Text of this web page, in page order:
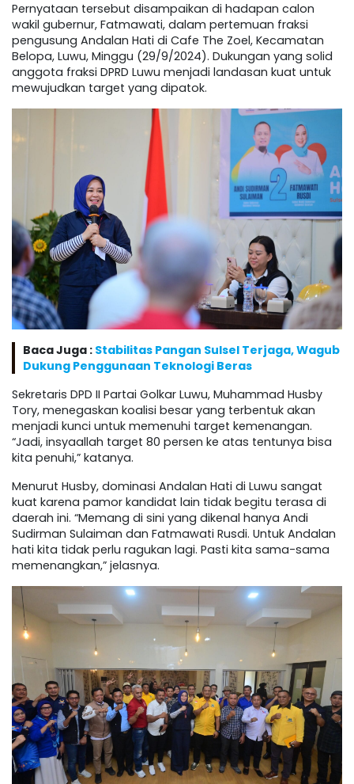
Pernyataan tersebut disampaikan di hadapan calon
wakil gubernur, Fatmawati, dalam pertemuan fraksi
pengusung Andalan Hati di Cafe The Zoel, Kecamatan
Belopa, Luwu, Minggu (29/9/2024). Dukungan yang solid
anggota fraksi DPRD Luwu menjadi landasan kuat untuk
mewujudkan target yang dipatok.
Baca Juga : Stabilitas Pangan Sulsel Terjaga, Wagub
Dukung Penggunaan Teknologi Beras
Sekretaris DPD II Partai Golkar Luwu, Muhammad Husby
Tory, menegaskan koalisi besar yang terbentuk akan
menjadi kunci untuk memenuhi target kemenangan.
“Jadi, insyaallah target 80 persen ke atas tentunya bisa
kita penuhi,” katanya.
Menurut Husby, dominasi Andalan Hati di Luwu sangat
kuat karena pamor kandidat lain tidak begitu terasa di
daerah ini. “Memang di sini yang dikenal hanya Andi
Sudirman Sulaiman dan Fatmawati Rusdi. Untuk Andalan
hati kita tidak perlu ragukan lagi. Pasti kita sama-sama
memenangkan,” jelasnya.